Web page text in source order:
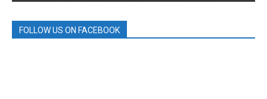
FOLLOW US ON FACEBOOK